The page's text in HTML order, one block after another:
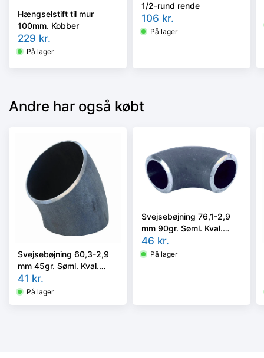
Hængselstift til mur
100mm. Kobber
229 kr.
På lager
1/2-rund rende
106 kr.
På lager
Andre har også købt
Svejsebøjning 60,3-2,9
mm 45gr. Søml. Kval.
P235GH, EN 10253-2
type A, 3D
41 kr.
På lager
Svejsebøjning 76,1-2,9
mm 90gr. Søml. Kval.
P235GH, EN 10253-2
type A, 3D
46 kr.
På lager